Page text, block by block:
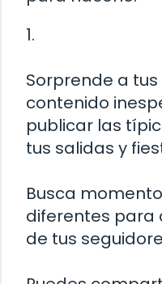
1.
Sorprende a
contenido
publicar las
tus salidas y
Busca
diferentes para
de tus